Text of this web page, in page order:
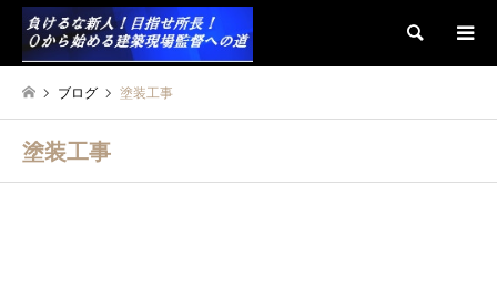
検索
ブログ 塗装工事
塗装工事